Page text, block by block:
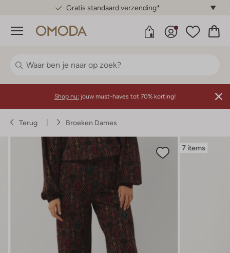
Gratis standaard verzending*
Menu
Shop nu: jouw must-haves tot 70% korting!
Terug Broeken Dames
7 items